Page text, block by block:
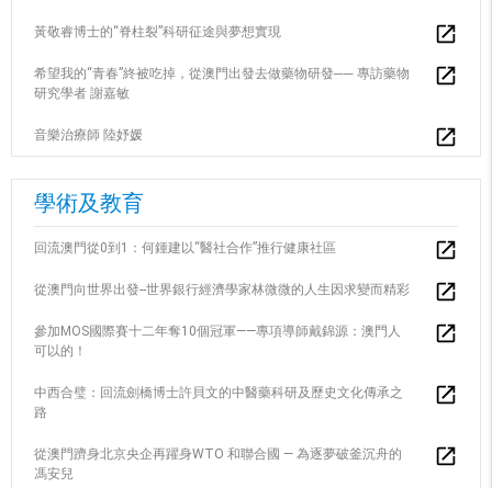
黃敬睿博士的“脊柱裂”科研征途與夢想實現
希望我的“青春”終被吃掉，從澳門出發去做藥物研發── 專訪藥物
研究學者 謝嘉敏
音樂治療師 陸妤媛
學術及教育
回流澳門從0到1：何鍾建以“醫社合作”推行健康社區
從澳門向世界出發--世界銀行經濟學家林微微的人生因求變而精彩
參加MOS國際賽十二年奪10個冠軍——專項導師戴錦源：澳門人
可以的！
中西合璧：回流劍橋博士許貝文的中醫藥科研及歷史文化傳承之
路
從澳門躋身北京央企再躍身WTO 和聯合國 — 為逐夢破釜沉舟的
馮安兒